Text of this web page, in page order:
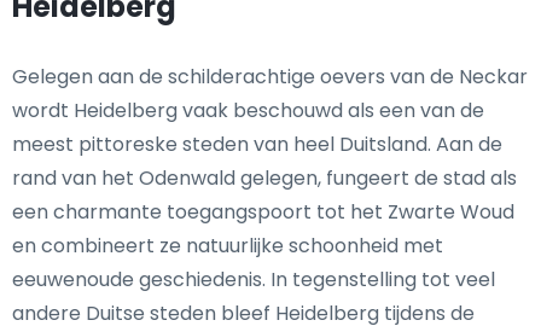
Gelegen aan de schilderachtige oevers van de Neckar
wordt Heidelberg vaak beschouwd als een van de
meest pittoreske steden van heel Duitsland. Aan de
rand van het Odenwald gelegen, fungeert de stad als
een charmante toegangspoort tot het Zwarte Woud
en combineert ze natuurlijke schoonheid met
eeuwenoude geschiedenis. In tegenstelling tot veel
andere Duitse steden bleef Heidelberg tijdens de